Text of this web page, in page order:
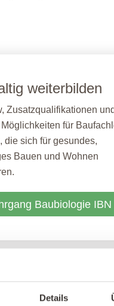
Details
weiterbilden
Zusatzqualifikationen
für
die sich für gesundes,
Bauen und Wohnen
Baubiologie IBN